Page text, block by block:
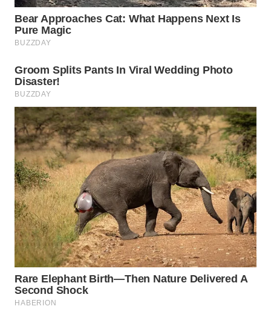
WN
CIREBON
INDRAMAYU
WN
KUNINGAN
WN
MAJALENGKA
WN
SUBANG
WN
SUKABUMI
WN
PURWAKARTA